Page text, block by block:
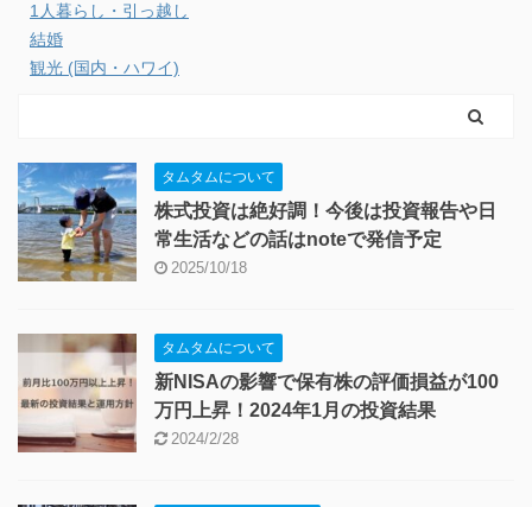
1人暮らし・引っ越し
結婚
観光 (国内・ハワイ)
タムタムについて
株式投資は絶好調！今後は投資報告や日
常生活などの話はnoteで発信予定
2025/10/18
タムタムについて
新NISAの影響で保有株の評価損益が100
万円上昇！2024年1月の投資結果
2024/2/28